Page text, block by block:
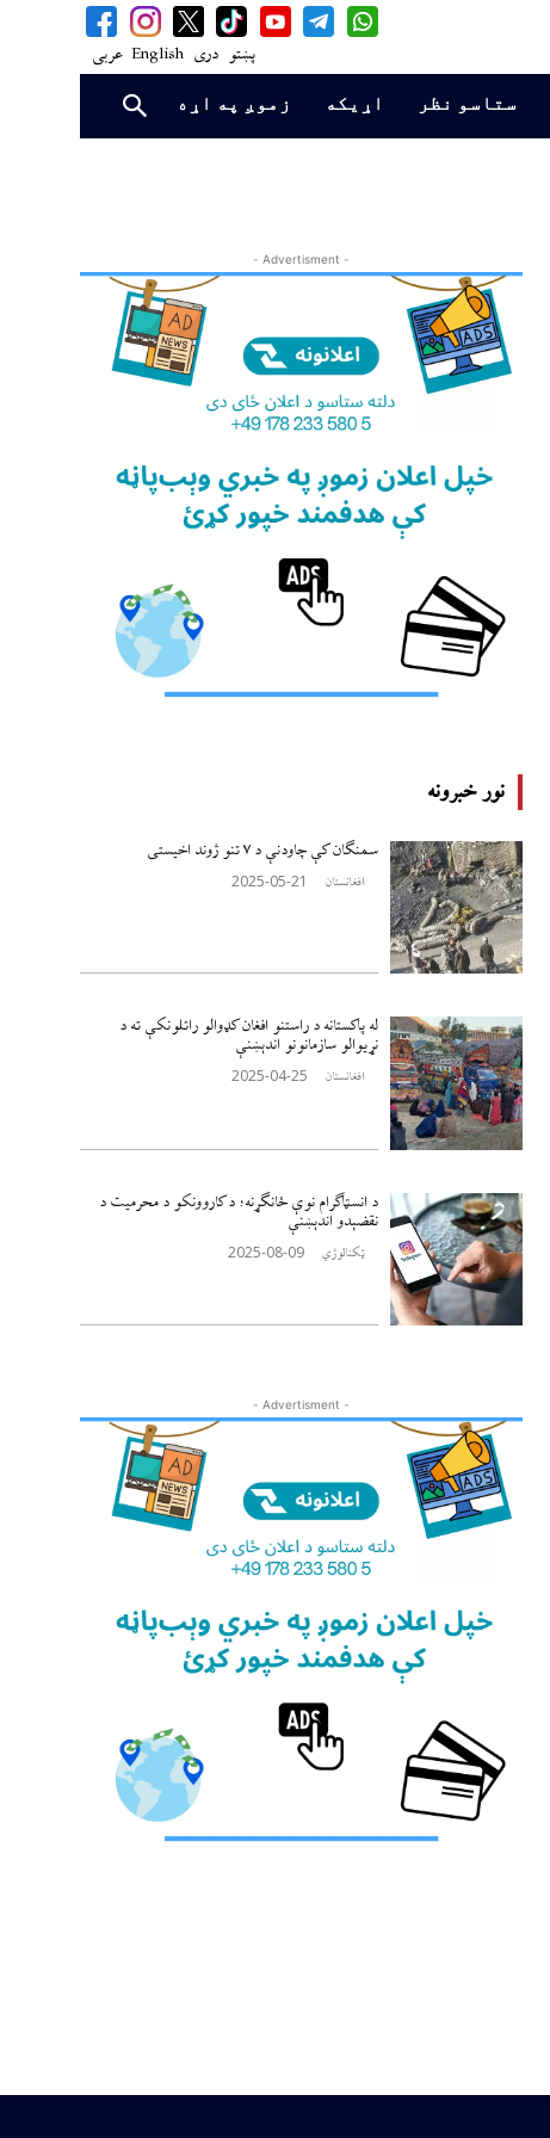
پښتو دری English عربی
ستاسو نظر اړیکه زموږ په اړه
- Advertisment -
نور خبرونه
سمنګان کې چاودنې د ۷ تنو ژوند اخيستی
افغانستان 2025-05-21
له پاکستانه د راستنو افغان کډوالو راتلونکې ته د
نړيوالو سازمانونو اندېښنې
افغانستان 2025-04-25
د انسټاګرام نوې ځانګړنه؛ د کاروونکو د محرمیت د
نقضېدو اندېښنې
ټکنالوژي 2025-08-09
- Advertisment -